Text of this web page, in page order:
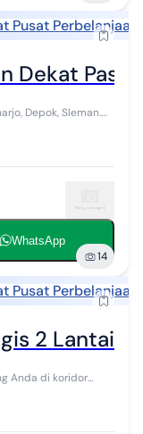
Pusat Perbelanjaan
Dekat
bagus dan ramai,
WhatsApp
14
Pusat Perbelanjaan
2 Lantai
Anda di koridor
Disewakan satu unit